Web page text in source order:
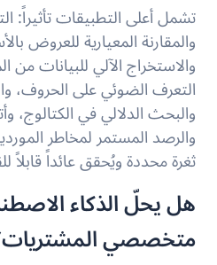
تشمل أعلى التطبيقات تأثيراً:
والمقارنة المعيارية للعروض
والاستخراج الآلي للبيانات من
التعرف الضوئي على الحروف،
والبحث الدلالي في الكتالوج،
والرصد المستمر لمخاطر
ثغرة محددة ويُحقق عائداً قابلاً
هل يحلّ الذكاء
متخصصي